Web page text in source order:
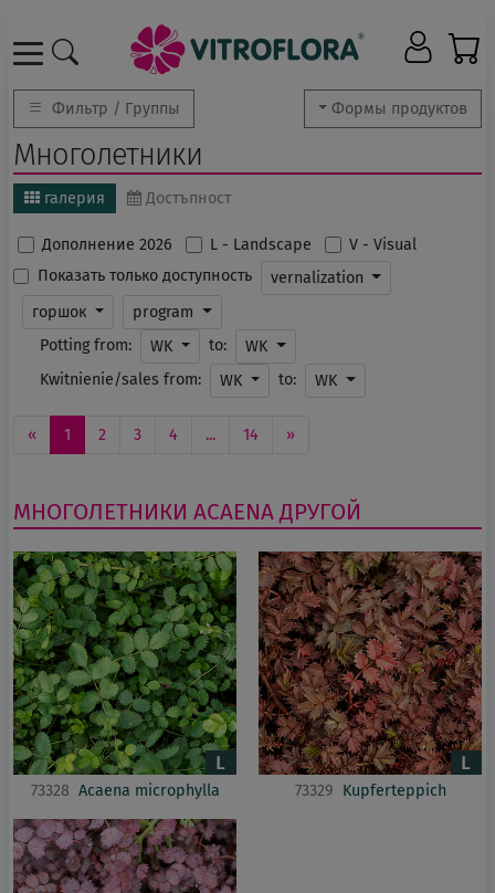
Формы продуктов
Фильтр / Группы
Многолетники
галерия Достъпност
Дополнение 2026 L - Landscape
V - Visual
Показать только доступность
vernalization
горшок
program
Potting from:
WK to:
WK
Kwitnienie/sales from:
WK to: WK
« 1 2 3 4 ... 14 »
МНОГОЛЕТНИКИ ACAENA ДРУГОЙ
73328 Acaena microphylla 73329 Kupferteppich